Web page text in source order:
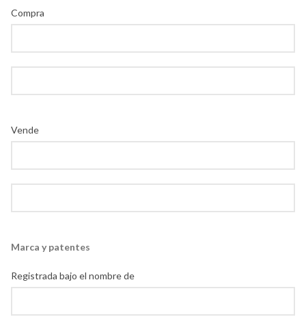
Compra
Vende
Marca y patentes
Registrada bajo el nombre de